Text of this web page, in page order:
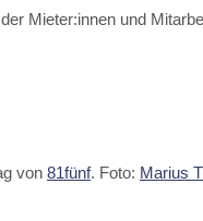
Mieter:innen und
von 81fünf. Foto: Marius